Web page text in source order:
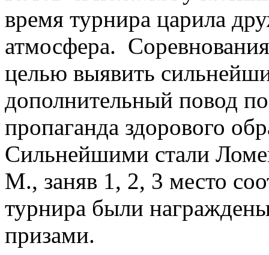
время турнира царила
атмосфера.
целью выявить
дополнительный повод
пропаганда здорового
Сильнейшими стали
М., заняв 1, 2, 3 место
турнира были
призами.